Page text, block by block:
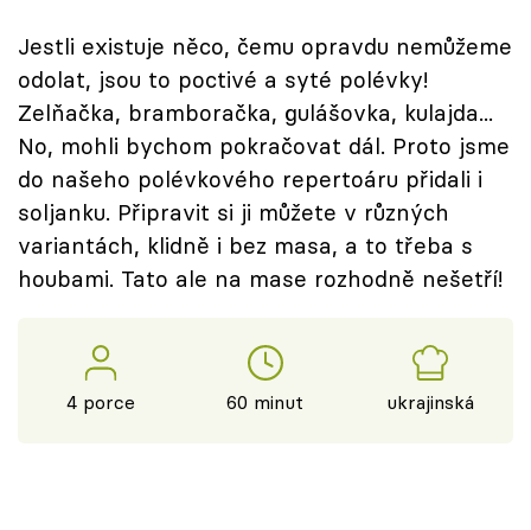
Přihlášení
Sledujte nás
Jestli existuje něco, čemu opravdu nemůžeme
odolat, jsou to poctivé a syté polévky!
Zelňačka, bramboračka, gulášovka, kulajda...
No, mohli bychom pokračovat dál. Proto jsme
do našeho polévkového repertoáru přidali i
soljanku. Připravit si ji můžete v různých
variantách, klidně i bez masa, a to třeba s
houbami. Tato ale na mase rozhodně nešetří!
4 porce 60 minut ukrajinská